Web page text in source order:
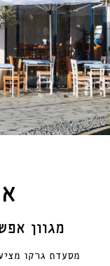
מגוון
מסעדת גרקו